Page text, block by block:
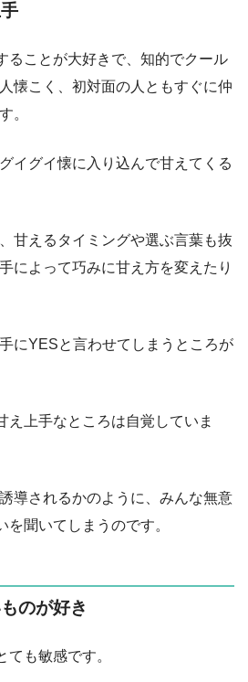
ることが大好きで、知的でクール
懐こく、初対面の人ともすぐに仲
。
イグイ懐に入り込んで甘えてくる
甘えるタイミングや選ぶ言葉も抜
によって巧みに甘え方を変えたり
にYESと言わせてしまうところが
え上手なところは自覚していま
導されるかのように、みんな無意
聞いてしまうのです。
のが好き
も敏感です。